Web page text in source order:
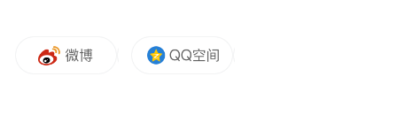
致哀。